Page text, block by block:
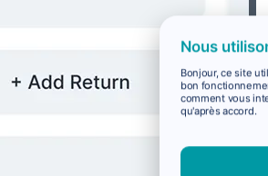
Nous
Bonjour, ce site
bon
comment vous
qu'après accord.